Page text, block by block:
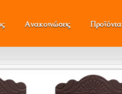
Ανακοινώσεις Προϊόντα